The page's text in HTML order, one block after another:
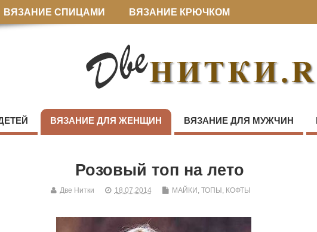
ВЯЗАНИЕ СПИЦАМИ ВЯЗАНИЕ КРЮЧКОМ
ВЯЗАНИЕ ДЛЯ ЖЕНЩИН ВЯЗАНИЕ ДЛЯ МУЖЧИН
Розовый топ на лето
Две Нитки 18.07.2014 МАЙКИ, ТОПЫ, КОФТЫ